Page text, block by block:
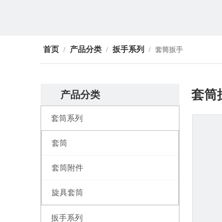
首页 / 产品分类 / 扳手系列 / 套筒扳手
产品分类
套筒系列
套筒
套筒附件
旋具套筒
扳手系列
套筒